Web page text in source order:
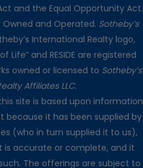
and the Equal Opportunity Act.
and Operated. Sotheby’s
International Realty logo,
Life” and RESIDE are registered
owned or licensed to Sotheby’s
Affiliates LLC.
site is based upon information
because it has been supplied by
(who in turn supplied it to us),
accurate or complete, and it
The offerings are subject to